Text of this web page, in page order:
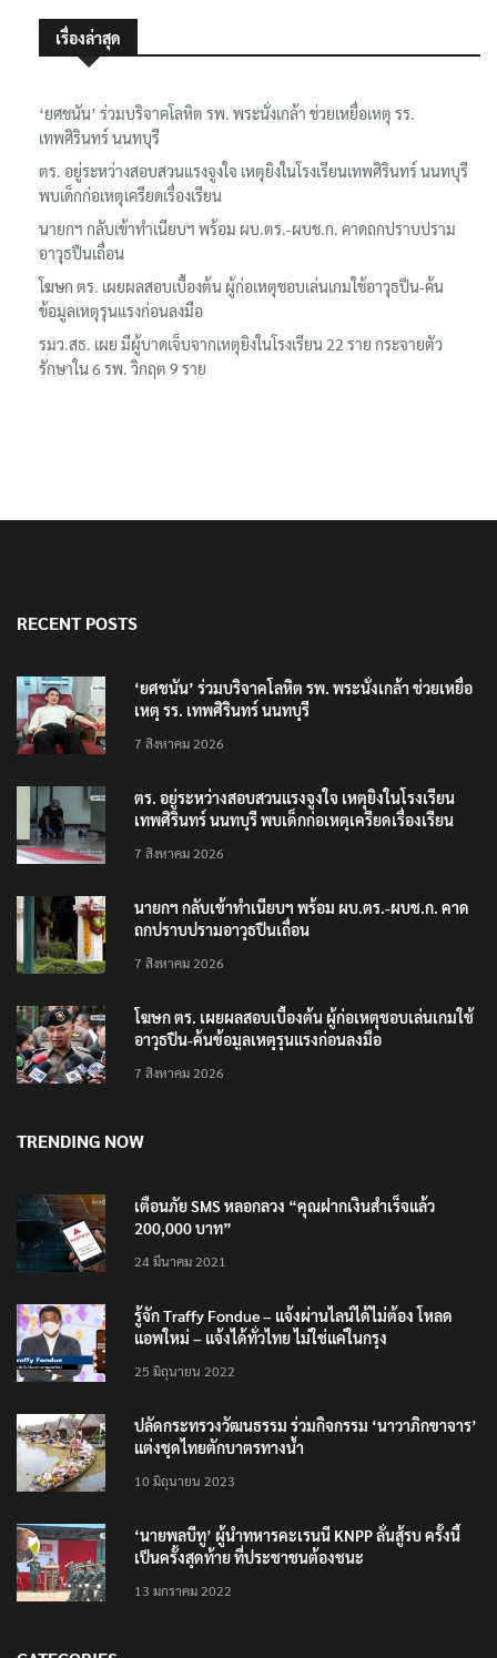
เรื่องล่าสุด
‘ยศชนัน’ ร่วมบริจาคโลหิต รพ. พระนั่งเกล้า ช่วยเหยื่อเหตุ รร.
เทพศิรินทร์ นนทบุรี
ตร. อยู่ระหว่างสอบสวนแรงจูงใจ เหตุยิงในโรงเรียนเทพศิรินทร์ นนทบุรี
พบเด็กก่อเหตุเครียดเรื่องเรียน
นายกฯ กลับเข้าทำเนียบฯ พร้อม ผบ.ตร.-ผบช.ก. คาดถกปราบปราม
อาวุธปืนเถื่อน
โฆษก ตร. เผยผลสอบเบื้องต้น ผู้ก่อเหตุชอบเล่นเกมใช้อาวุธปืน-ค้น
ข้อมูลเหตุรุนแรงก่อนลงมือ
รมว.สธ. เผย มีผู้บาดเจ็บจากเหตุยิงในโรงเรียน 22 ราย กระจายตัว
รักษาใน 6 รพ. วิกฤต 9 ราย
RECENT POSTS
‘ยศชนัน’ ร่วมบริจาคโลหิต รพ. พระนั่งเกล้า ช่วยเหยื่อ
เหตุ รร. เทพศิรินทร์ นนทบุรี
7 สิงหาคม 2026
ตร. อยู่ระหว่างสอบสวนแรงจูงใจ เหตุยิงในโรงเรียน
เทพศิรินทร์ นนทบุรี พบเด็กก่อเหตุเครียดเรื่องเรียน
7 สิงหาคม 2026
นายกฯ กลับเข้าทำเนียบฯ พร้อม ผบ.ตร.-ผบช.ก. คาด
ถกปราบปรามอาวุธปืนเถื่อน
7 สิงหาคม 2026
โฆษก ตร. เผยผลสอบเบื้องต้น ผู้ก่อเหตุชอบเล่นเกมใช้
อาวุธปืน-ค้นข้อมูลเหตุรุนแรงก่อนลงมือ
7 สิงหาคม 2026
TRENDING NOW
เตือนภัย SMS หลอกลวง “คุณฝากเงินสำเร็จแล้ว
200,000 บาท”
24 มีนาคม 2021
รู้จัก Traffy Fondue – แจ้งผ่านไลน์ได้ไม่ต้อง โหลด
แอพใหม่ – แจ้งได้ทั่วไทย ไม่ใช่แค่ในกรุง
25 มิถุนายน 2022
ปลัดกระทรวงวัฒนธรรม ร่วมกิจกรรม ‘นาวาภิกขาจาร’
แต่งชุดไทยตักบาตรทางน้ำ
10 มิถุนายน 2023
‘นายพลบีทู’ ผู้นำทหารคะเรนนี KNPP ลั่นสู้รบ ครั้งนี้
เป็นครั้งสุดท้าย ที่ประชาชนต้องชนะ
13 มกราคม 2022